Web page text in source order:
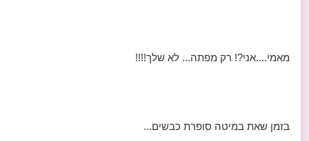
מאמי....אני?! רק מפתה... לא שלך!!!!
בזמן שאת במיטה סופרת כבשים...